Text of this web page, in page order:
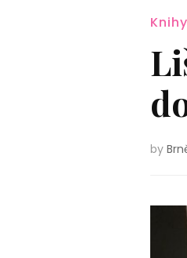
Knihy
by